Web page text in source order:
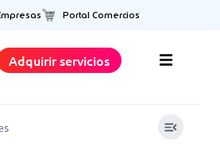
Portal Comercios
Adquirir servicios